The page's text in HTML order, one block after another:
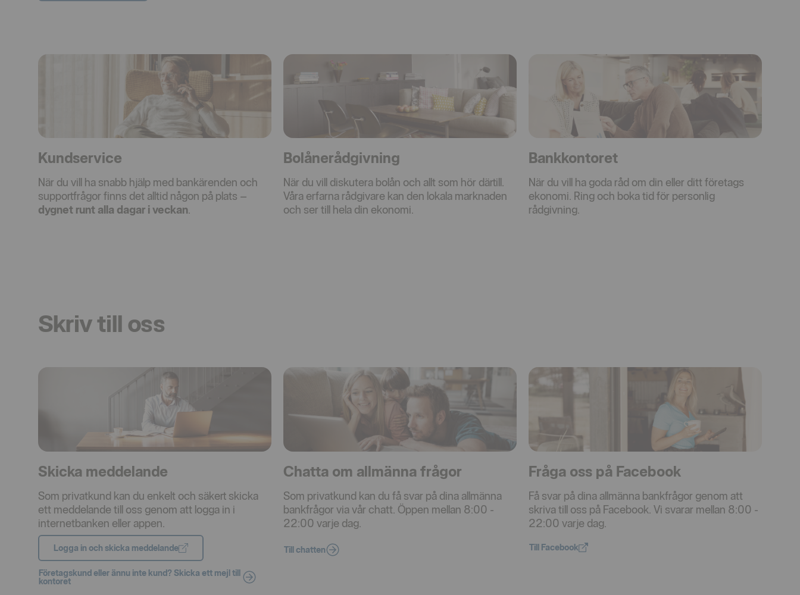
Kundservice
När du vill ha snabb hjälp med bankärenden och
supportfrågor finns det alltid någon på plats –
dygnet runt alla dagar i veckan
Bolånerådgivning
När du vill diskutera bolån och allt som hör därtill.
Våra erfarna rådgivare kan den lokala marknaden
och ser till hela din ekonomi.
Bankkontoret
När du vill ha goda råd om din eller ditt företags
ekonomi. Ring och boka tid för personlig
rådgivning.
Skriv till oss
Skicka meddelande
Som privatkund kan du enkelt och säkert skicka
ett meddelande till oss genom att logga in i
internetbanken eller appen.
Logga in och skicka meddelande
Företagskund eller ännu inte kund? Skicka ett mejl till
kontoret
Chatta om allmänna frågor
Som privatkund kan du få svar på dina allmänna
bankfrågor via vår chatt. Öppen mellan 8:00 -
22:00 varje dag.
Till chatten
Fråga oss på Facebook
Få svar på dina allmänna bankfrågor genom att
skriva till oss på Facebook. Vi svarar mellan 8:00 -
22:00 varje dag.
Till Facebook